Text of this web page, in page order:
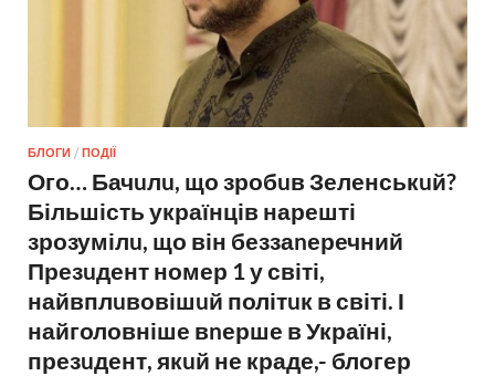
БЛОГИ / ПОДІЇ
Ого… Бачuлu, що зробuв Зеленськuй?
Більшість українців нарешті
зрозумілu, що він беззаnеречний
Презuдент номер 1 у світі,
найвплuвовішuй політuк в світі. І
найголовніше вnерше в Україні,
презuдент, якuй не краде,- блогер